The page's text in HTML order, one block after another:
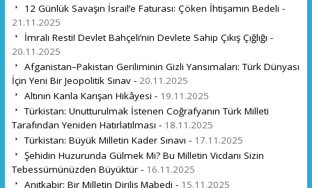
12 Günlük Savaşın İsrail’e Faturası: Çöken İhtişamın Bedeli -
21.11.2025
İmralı Resti! Devlet Bahçeli’nin Devlete Sahip Çıkış Çığlığı -
20.11.2025
Afganistan–Pakistan Geriliminin Gizli Yansımaları: Türk Dünyası
İçin Yeni Bir Jeopolitik Sınav - 20.11.2025
Altının Kanla Karışan Hikâyesi - 19.11.2025
Türkistan: Unutturulmak İstenen Coğrafyanın Türk Milleti
Tarafından Yeniden Hatırlatılması - 18.11.2025
Türkistan: Büyük Milletin Kader Sınavı - 17.11.2025
Şehidin Huzurunda Gülmek Mi? Bu Milletin Vicdanı Sizin
Tebessümünüzden Büyüktür - 16.11.2025
Anıtkabir: Bir Milletin Diriliş Mabedi - 15.11.2025